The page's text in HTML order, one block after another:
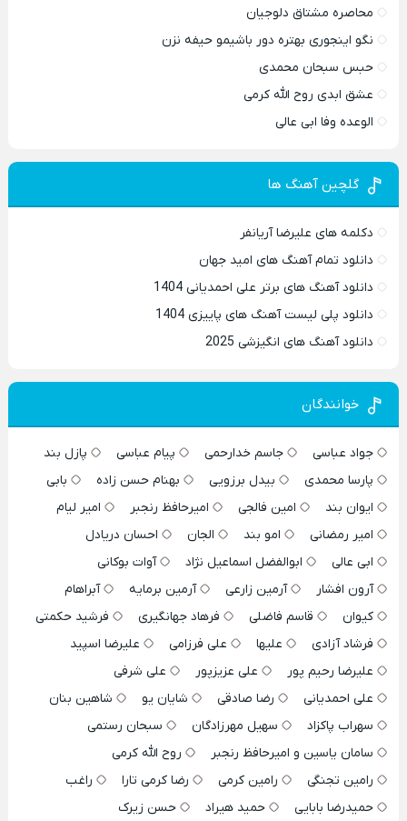
محاصره مشتاق دلوجیان
نگو اینجوری بهتره دور باشیمو حیفه نزن
حبس سبحان محمدی
عشق ابدی روح الله کرمی
الوعده وفا ابی عالی
گلچین آهنگ ها
دکلمه های علیرضا آریانفر
دانلود تمام آهنگ های امید جهان
دانلود آهنگ های برتر علی احمدیانی 1404
دانلود پلی لیست آهنگ های پاییزی 1404
دانلود آهنگ های انگیزشی 2025
خوانندگان
جواد عباسی جاسم خدارحمی پیام عباسی
پازل بند
پارسا محمدی
بیدل برزویی بهنام حسن زاده
بابی
ایوان بند
امین فالجی امیرحافظ رنجبر
امیر لیام
امیر رمضانی
امو بند الجان
احسان دریادل
ابی عالی
ابوالفضل اسماعیل نژاد
آوات بوکانی
آرون افشار
آرمین زارعی آرمین برمایه
آبراهام
کیوان
قاسم فاضلی فرهاد جهانگیری
فرشید حکمتی
فرشاد آزادی
علیها علی فرزامی
علیرضا اسپید
علیرضا رحیم پور
علی عزیزپور
علی شرفی
علی احمدیانی
رضا صادقی شایان یو
شاهین بنان
سهراب پاکزاد
سهیل مهرزادگان
سبحان رستمی
سامان یاسین و امیرحافظ رنجبر
روح الله کرمی
رامین تجنگی
رامین کرمی رضا کرمی تارا
راغب
حمیدرضا بابایی
حمید هیراد
حسن زیرک